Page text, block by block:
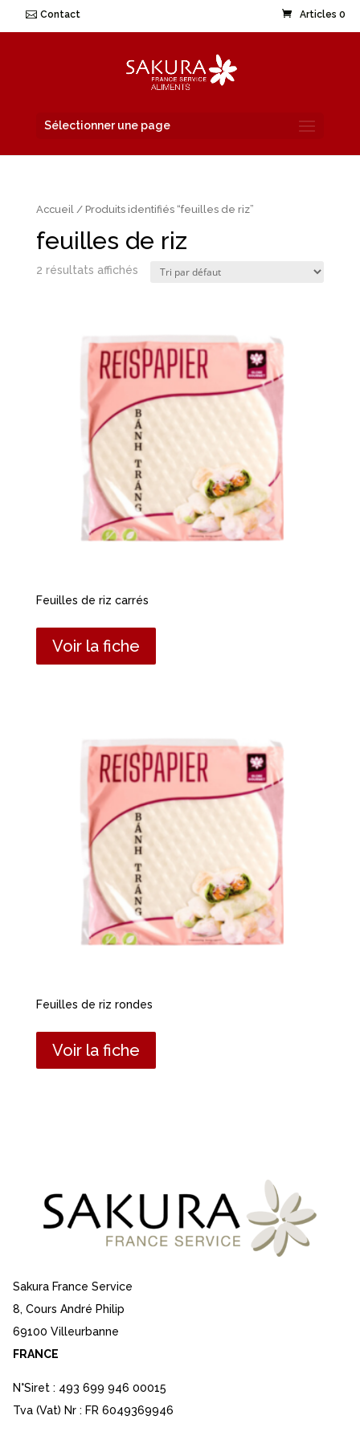
Contact Articles 0
Sélectionner une page
Accueil/ Produits identifiés “feuilles de riz”
feuilles de riz
2 résultats affichés
Feuilles de riz carrés
Voir la fiche
Feuilles de riz rondes
Voir la fiche
Sakura France Service
8, Cours André Philip
69100 Villeurbanne
FRANCE
N°Siret : 493 699 946 00015
Tva (Vat) Nr : FR 6049369946